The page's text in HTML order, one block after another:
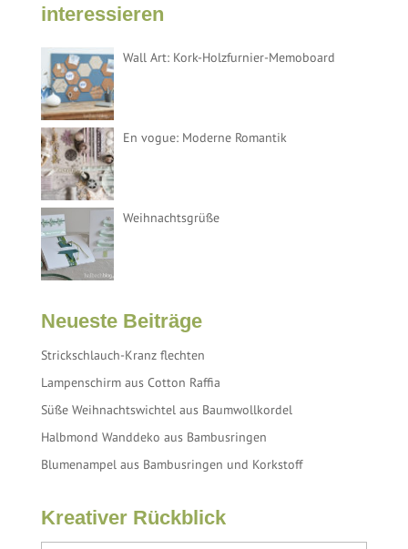
interessieren
Wall Art: Kork-Holzfurnier-Memoboard
En vogue: Moderne Romantik
Weihnachtsgrüße
Neueste Beiträge
Strickschlauch-Kranz flechten
Lampenschirm aus Cotton Raffia
Süße Weihnachtswichtel aus Baumwollkordel
Halbmond Wanddeko aus Bambusringen
Blumenampel aus Bambusringen und Korkstoff
Kreativer Rückblick